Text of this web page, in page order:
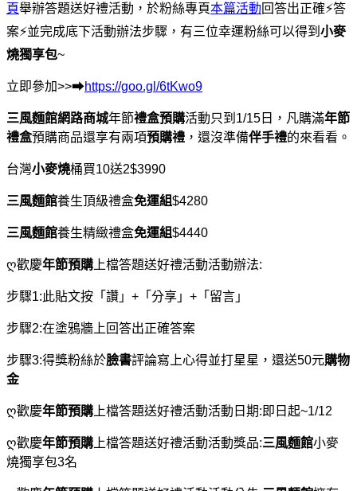
頁舉辦答題送好禮活動，於粉絲專頁本篇活動回答出正確⚡答
案⚡並完成底下活動辦法步驟，有三位幸運粉絲可以得到 小麥
燒獨享包~
立即參加>>➡https://goo.gl/6tKwo9
三風麵館網路商城年節禮盒預購活動只到1/15日，凡購滿年節
禮盒預購商品還享有兩項預購禮 ，還沒準備伴手禮的來看看。
台灣小麥燒桶買10送2$3990
三風麵館養生頂級禮盒免運組$4280
三風麵館養生精緻禮盒免運組$4440
ღ歡慶年節預購 上檔答題送好禮活動活動辦法:
步驟1:此貼文按「讚」+「分享」+「留言」
步驟2:在塗鴉牆上回答出正確答案
步驟3:得獎粉絲於臉書評論寫上心得並打星星，還送50元購物
金
ღ歡慶年節預購 上檔答題送好禮活動活動日期:即日起~1/12
ღ歡慶年節預購 上檔答題送好禮活動活動獎品:三風麵館小麥
燒獨享包3名